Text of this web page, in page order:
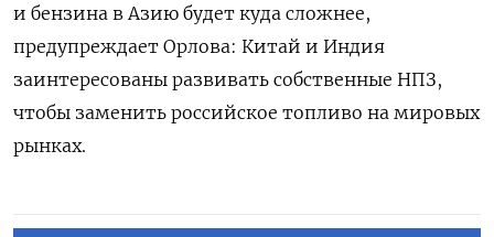
и бензина в Азию будет куда сложнее,
предупреждает Орлова: Китай и Индия
заинтересованы развивать собственные НПЗ,
чтобы заменить российское топливо на мировых
рынках.